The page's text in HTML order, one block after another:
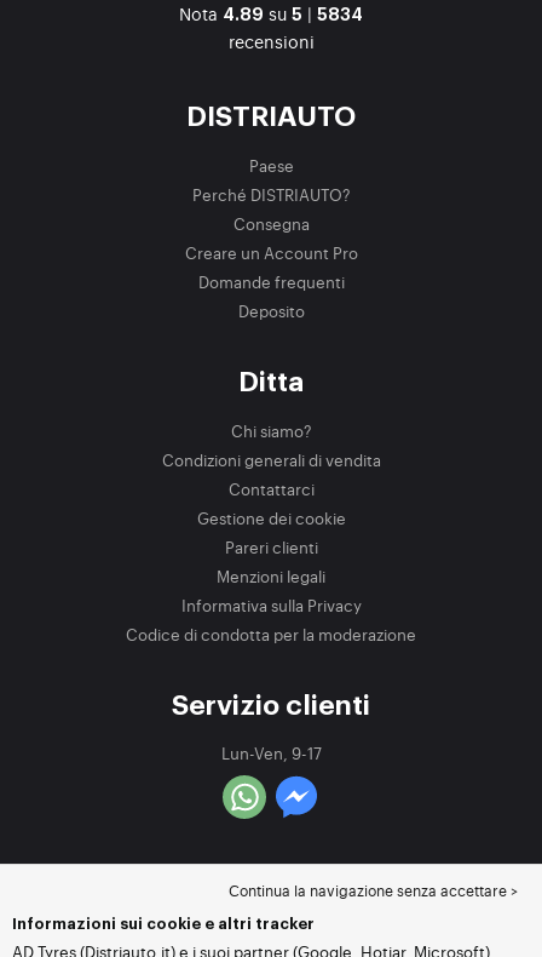
Nota 4.89 su 5 | 5834
recensioni
DISTRIAUTO
Paese
Perché DISTRIAUTO?
Consegna
Creare un Account Pro
Domande frequenti
Deposito
Ditta
Chi siamo?
Condizioni generali di vendita
Contattarci
Gestione dei cookie
Pareri clienti
Menzioni legali
Informativa sulla Privacy
Codice di condotta per la moderazione
Servizio clienti
Lun-Ven, 9-17
Continua la navigazione senza accettare >
Informazioni sui cookie e altri tracker
AD Tyres (Distriauto.it) e i suoi partner (Google, Hotjar, Microsoft)